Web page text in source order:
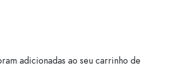
adicionadas ao seu carrinho de